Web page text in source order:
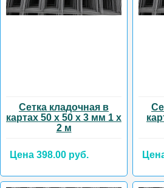
Сетка кладочная в
картах 50 х 50 х 3 мм 1 х
2 м
Цена 398.00 руб.